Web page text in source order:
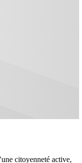
citoyenneté active,